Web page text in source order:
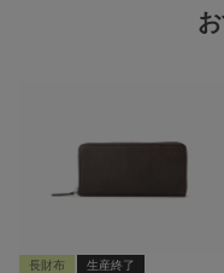
長財布 生産終了